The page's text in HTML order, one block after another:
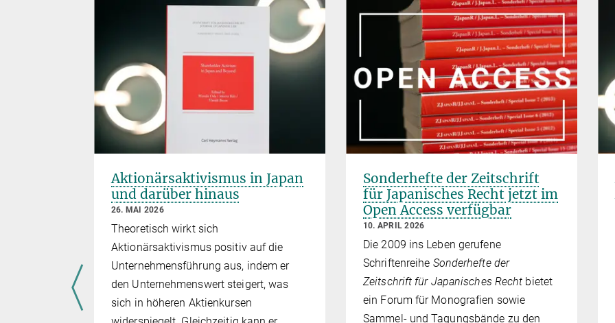
Aktionärsaktivismus in Japan
und darüber hinaus
26. MAI 2026
Theoretisch wirkt sich
Aktionärsaktivismus positiv auf die
Unternehmensführung aus, indem er
den Unternehmenswert steigert, was
sich in höheren Aktienkursen
Sonderhefte der Zeitschrift
für Japanisches Recht jetzt im
Open Access verfügbar
10. APRIL 2026
Die 2009 ins Leben gerufene
Schriftenreihe Sonderhefte der
Zeitschrift für Japanisches Recht bietet
ein Forum für Monografien sowie
Sammel- und Tagungsbände zu den